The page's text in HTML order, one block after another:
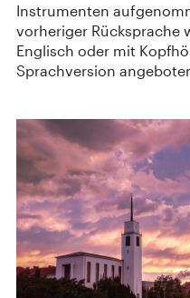
Instrumenten
vorheriger Rücksprache
Englisch oder mit
Sprachversion